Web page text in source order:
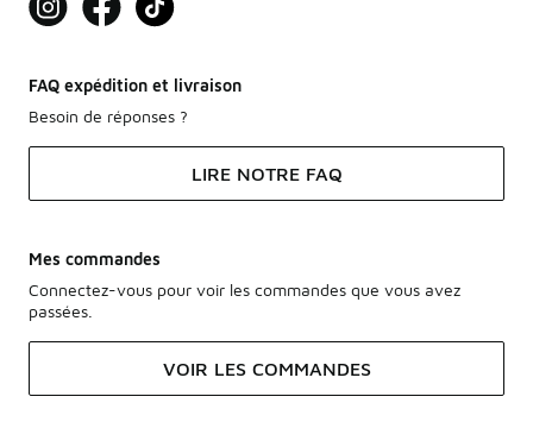
FAQ expédition et livraison
Besoin de réponses ?
LIRE NOTRE FAQ
Mes commandes
Connectez-vous pour voir les commandes que vous avez
passées.
VOIR LES COMMANDES